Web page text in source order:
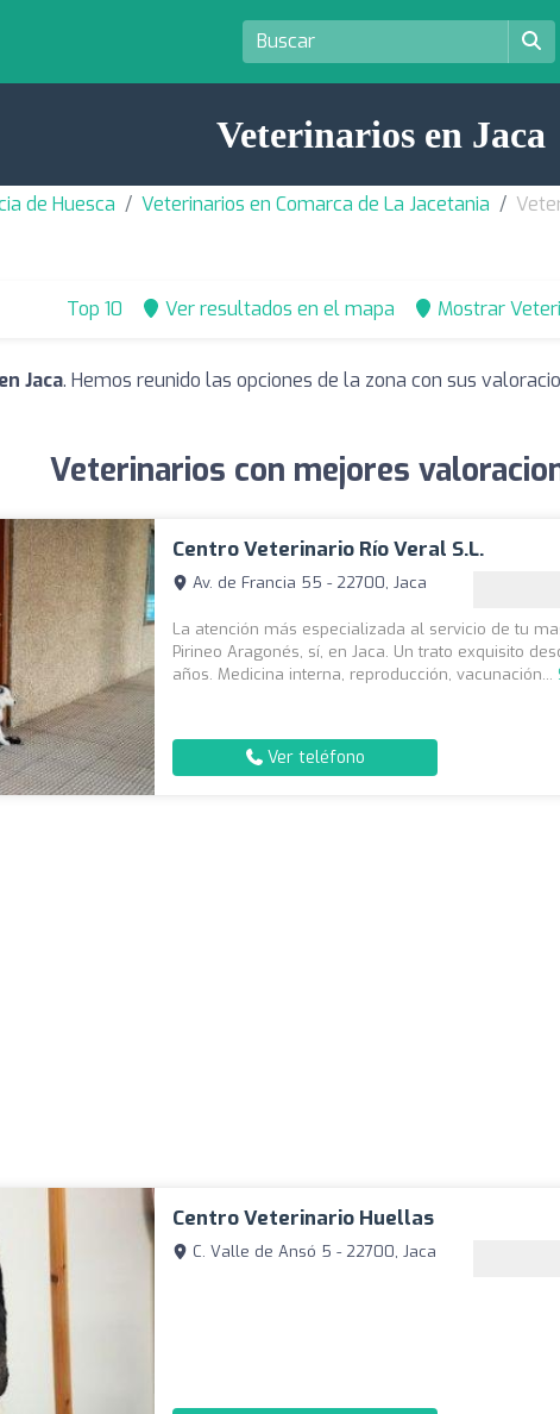
Veterinarios en Jaca
de Huesca Veterinarios en Comarca de La Jacetania
Top 10 Ver resultados en el mapa Mostrar
Jaca. Hemos reunido las opciones de la zona con sus
Veterinarios con mejores
Centro Veterinario Río Veral S.L.
Av. de Francia 55 - 22700, Jaca
La atención más especializada al servicio de tu
Pirineo Aragonés, sí, en Jaca. Un trato exquisito
años. Medicina interna, reproducción, vacunación...
Ver teléfono
Centro Veterinario Huellas
C. Valle de Ansó 5 - 22700, Jaca